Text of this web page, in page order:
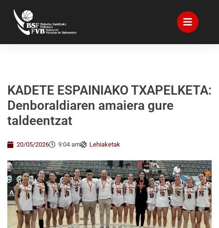
KADETE ESPAINIAKO TXAPELKETA:
Denboraldiaren amaiera gure
taldeentzat
20/05/2026 9:04 am Lehiaketak